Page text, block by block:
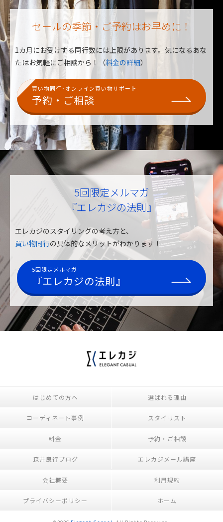
セールの季節・ご予約はお早めに！
1カ月にお受けする同行数には上限があります。 気になるあな
たはお気軽にご相談から！（料金の詳細）
買い物同行･オンライン買い物サポート
予約・ご相談
5回限定メルマガ
『エレカジの法則』
エレカジのスタイリングの考え方と、
買い物同行の具体的なメリットがわかります！
5回限定メルマガ
『エレカジの法則』
はじめての方へ 選ばれる理由
コーディネート事例 スタイリスト
料金 予約・ご相談
森井良行ブログ エレカジメール講座
会社概要 利用規約
プライバシーポリシー ホーム